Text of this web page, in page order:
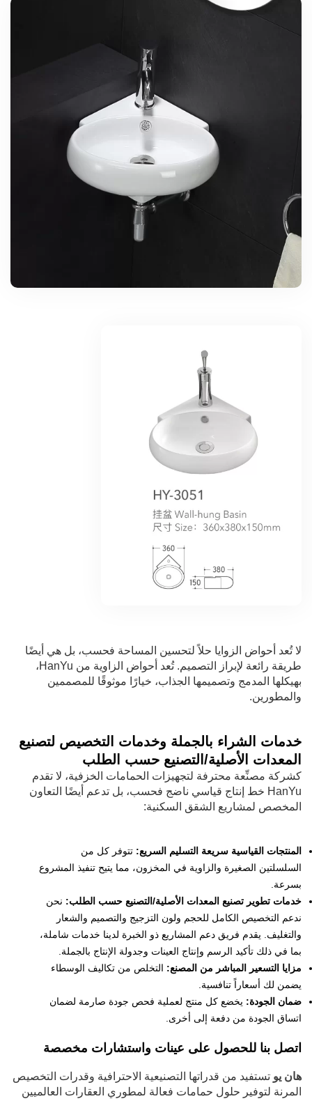
لا تُعد أحواض الزوايا حلاً لتحسين المساحة فحسب، بل هي أيضًا
طريقة رائعة لإبراز التصميم. تُعد أحواض الزاوية من HanYu،
بهيكلها المدمج وتصميمها الجذاب، خيارًا موثوقًا للمصممين
والمطورين.
خدمات الشراء بالجملة وخدمات التخصيص لتصنيع
المعدات الأصلية/التصنيع حسب الطلب
كشركة مصنِّعة محترفة لتجهيزات الحمامات الخزفية، لا تقدم
HanYu خط إنتاج قياسي ناضج فحسب، بل تدعم أيضًا التعاون
المخصص لمشاريع الشقق السكنية:
المنتجات القياسية سريعة التسليم السريع: تتوفر كل من
السلسلتين الصغيرة والزاوية في المخزون، مما يتيح تنفيذ المشروع
بسرعة.
خدمات تطوير تصنيع المعدات الأصلية/التصنيع حسب الطلب: نحن
ندعم التخصيص الكامل للحجم ولون التزجيج والتصميم والشعار
والتغليف. يقدم فريق دعم المشاريع ذو الخبرة لدينا خدمات شاملة،
بما في ذلك تأكيد الرسم وإنتاج العينات وجدولة الإنتاج بالجملة.
مزايا التسعير المباشر من المصنع: التخلص من تكاليف الوسطاء
يضمن لك أسعاراً تنافسية.
ضمان الجودة: يخضع كل منتج لعملية فحص جودة صارمة لضمان
اتساق الجودة من دفعة إلى أخرى.
اتصل بنا للحصول على عينات واستشارات مخصصة
هان يو تستفيد من قدراتها التصنيعية الاحترافية وقدرات التخصيص
المرنة لتوفير حلول حمامات فعالة لمطوري العقارات العالميين